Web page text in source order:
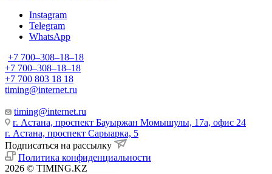
Instagram
Telegram
WhatsApp
+7 700‒308‒18‒18
+7 700‒308‒18‒18
+7 700 803 18 18
timing@internet.ru
timing@internet.ru
г. Астана, проспект Бауыржан Момышулы, 17а, офис 24
г. Астана, проспект Сарыарка, 5
Подписаться на рассылку
Политика конфиденциальности
2026 © TIMING.KZ